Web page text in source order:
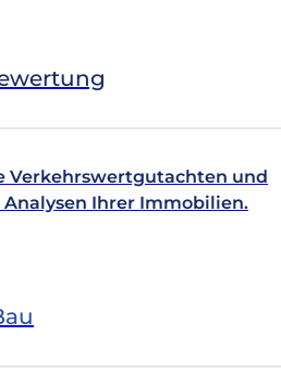
Verkehrswertgutachten und
Ihrer Immobilien.